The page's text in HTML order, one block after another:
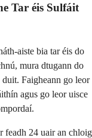
Tar éis Sulfáit
aiste bia tar éis do
mura dtugann do
Faigheann go leor
agus go leor uisce
feadh 24 uair an chloig